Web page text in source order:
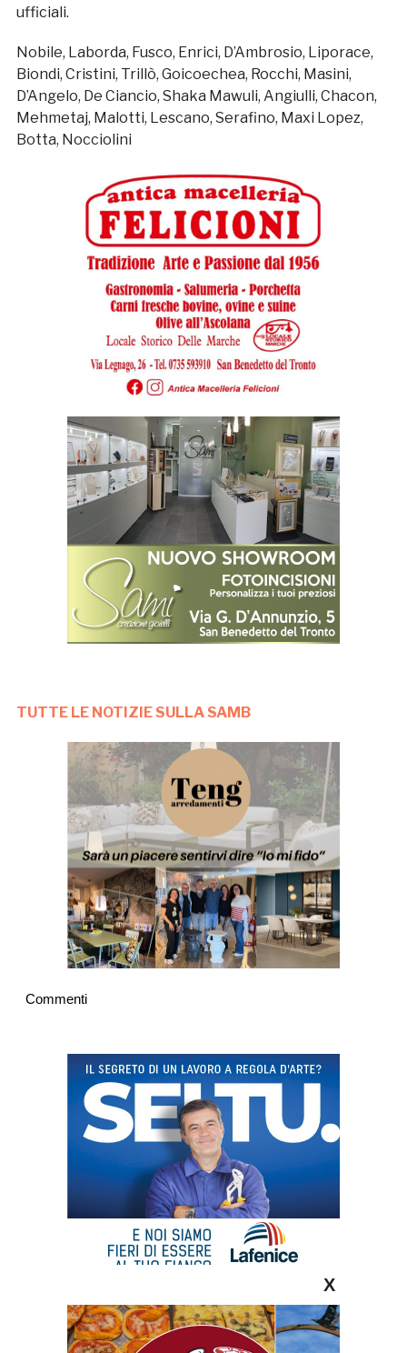
ufficiali.
Nobile, Laborda, Fusco, Enrici, D’Ambrosio, Liporace,
Biondi, Cristini, Trillò, Goicoechea, Rocchi, Masini,
D’Angelo, De Ciancio, Shaka Mawuli, Angiulli, Chacon,
Mehmetaj, Malotti, Lescano, Serafino, Maxi Lopez,
Botta, Nocciolini
TUTTE LE NOTIZIE SULLA SAMB
Commenti
X